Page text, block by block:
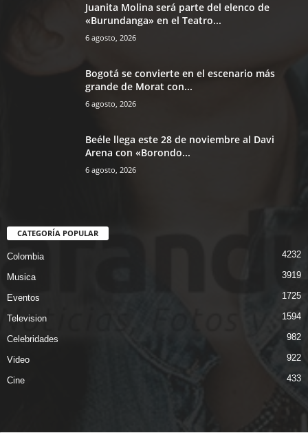
Juanita Molina será parte del elenco de
«Burundanga» en el Teatro...
6 agosto, 2026
Bogotá se convierte en el escenario más
grande de Morat con...
6 agosto, 2026
Beéle llega este 28 de noviembre al Davi
Arena con «Borondo...
6 agosto, 2026
CATEGORÍA POPULAR
Colombia 4232
Musica 3919
Eventos 1725
Television 1594
Celebridades 982
Video 922
Cine 433